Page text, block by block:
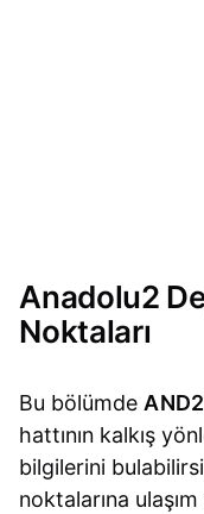
Anadolu2
Noktaları
Bu bölümde
hattının kalkış
bilgilerini
noktalarına